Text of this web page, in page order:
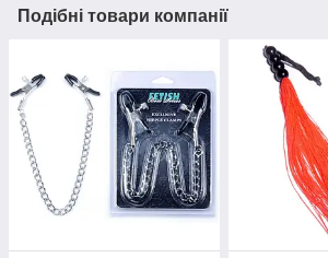
Подібні товари компанії